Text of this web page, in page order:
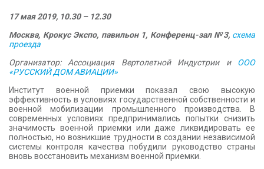
КОНТАКТЫ
17 мая 2019, 10.30 – 12.30
Москва, Крокус Экспо, павильон 1, Конференц-зал №3, схема
проезда
Организатор: Ассоциация Вертолетной Индустрии и ООО
«РУССКИЙ ДОМ АВИАЦИИ»
Институт военной приемки показал свою высокую
эффективность в условиях государственной собственности и
военной мобилизации промышленного производства. В
современных условиях предпринимались попытки снизить
значимость военной приемки или даже ликвидировать ее
полностью, но возникшие трудности в создании независимой
системы контроля качества побудили руководство страны
вновь восстановить механизм военной приемки.